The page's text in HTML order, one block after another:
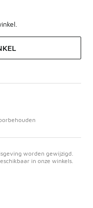
worden gewijzigd.
in onze winkels.